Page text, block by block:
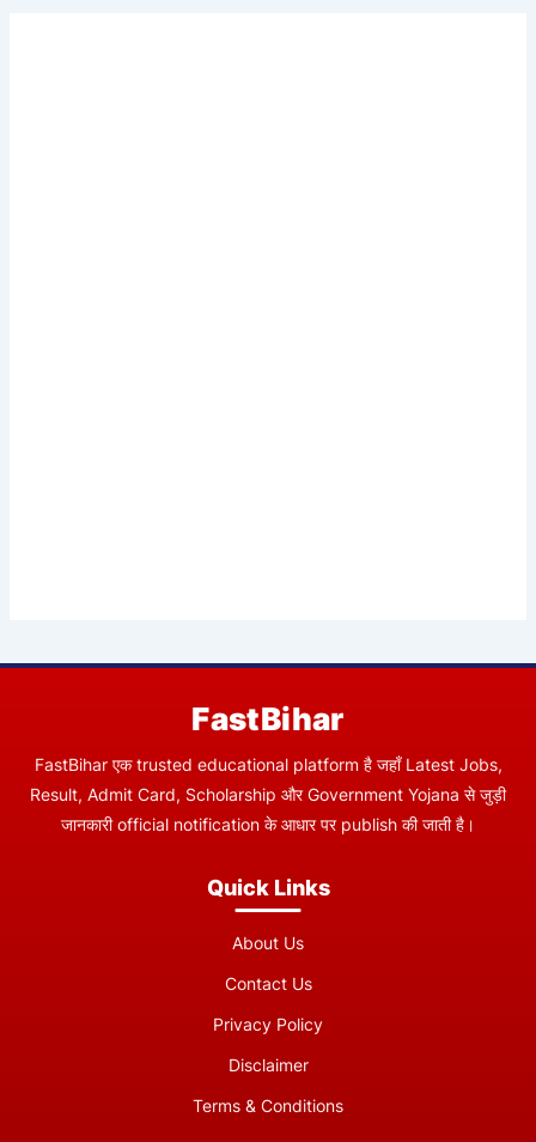
FastBihar
FastBihar एक trusted educational platform है जहाँ Latest Jobs,
Result, Admit Card, Scholarship और Government Yojana से जुड़ी
जानकारी official notification के आधार पर publish की जाती है।
Quick Links
About Us
Contact Us
Privacy Policy
Disclaimer
Terms & Conditions